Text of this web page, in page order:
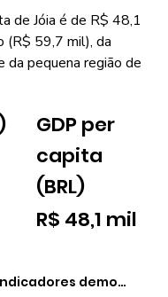
de Jóia é de R$ 48,1
(R$ 59,7 mil), da
da pequena região de
GDP per
capita
(BRL)
R$ 48,1 mil